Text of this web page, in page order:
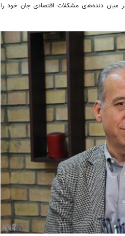
میان دنده‌های مشکلات اقتصادی جان خود را